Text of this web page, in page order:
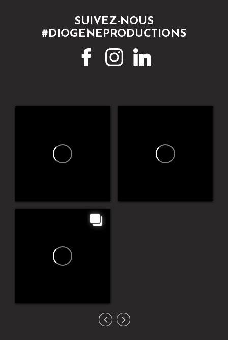
SUIVEZ-NOUS
#DIOGENEPRODUCTIONS